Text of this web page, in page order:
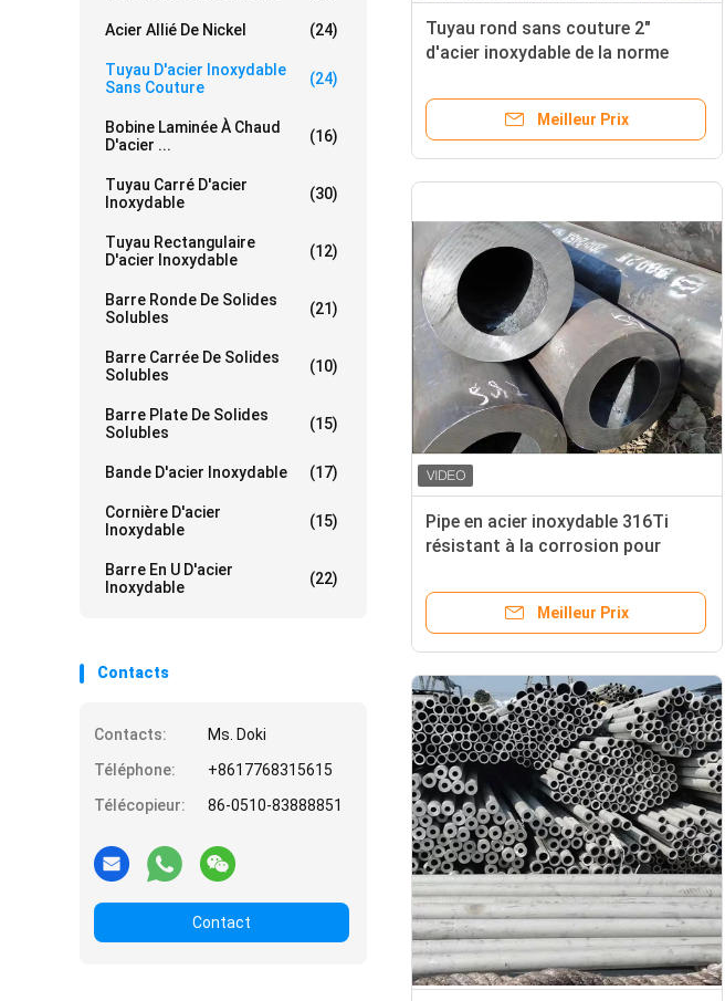
Acier Allié De Nickel (24)
Tuyau D'acier Inoxydable
Sans Couture
(24)
Bobine Laminée À Chaud
D'acier ...
(16)
Tuyau Carré D'acier
Inoxydable
(30)
Tuyau Rectangulaire
D'acier Inoxydable
(12)
Barre Ronde De Solides
Solubles
(21)
Barre Carrée De Solides
Solubles
(10)
Barre Plate De Solides
Solubles
(15)
Bande D'acier Inoxydable (17)
Cornière D'acier
Inoxydable
(15)
Barre En U D'acier
Inoxydable
(22)
Contacts
Contacts:
Ms. Doki
Téléphone:
+8617768315615
Télécopieur:
86-0510-83888851
Contact
Tuyau rond sans couture 2"
d'acier inoxydable de la norme
Meilleur Prix
Pipe en acier inoxydable 316Ti
résistant à la corrosion pour
Meilleur Prix